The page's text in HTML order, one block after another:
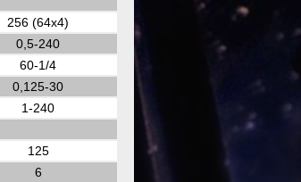
256 (64x4)
0,5-240
60-1/4
0,125-30
1-240
125
6